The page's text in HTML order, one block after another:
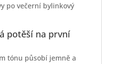
po večerní bylinkový
potěší na první
tónu působí jemně a